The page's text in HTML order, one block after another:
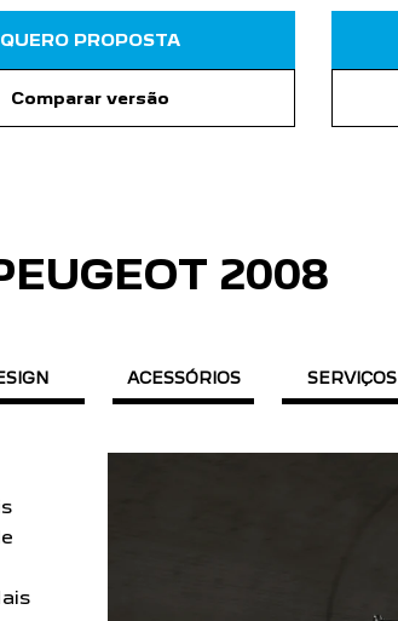
QUERO PROPOSTA
Comparar versão
2008
ACESSÓRIOS SERVIÇOS